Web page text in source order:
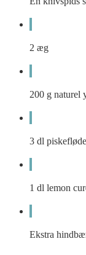
2 æg
200 g naturel
3 dl piskefløde
1 dl lemon
Ekstra